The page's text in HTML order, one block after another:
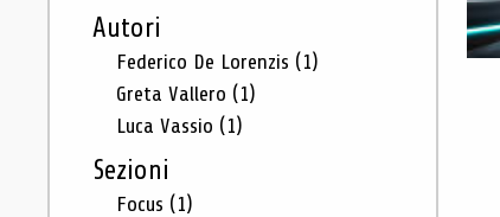
Autori
Federico De Lorenzis (1)
Greta Vallero (1)
Luca Vassio (1)
Sezioni
Focus (1)